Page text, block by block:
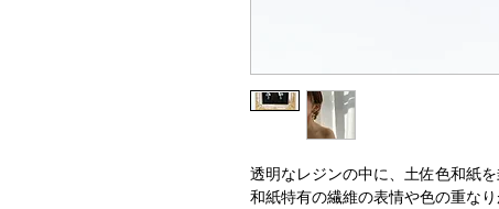
透明なレジンの中に、土佐色和紙を
和紙特有の繊維の表情や色の重な